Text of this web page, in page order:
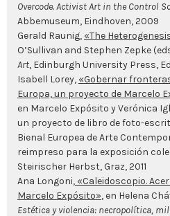
Overcode. Activist Art in the Control
Abbemuseum, Eindhoven, 2009
Gerald Raunig, «The
O’Sullivan and Stephen Zepke
Art, Edinburgh University Press,
Isabell Lorey, «Gobernar
Europa, un proyecto de Marcelo
en Marcelo Expósito y Verónica
un proyecto de libro de foto-
Bienal Europea de Arte
reimpreso para la exposición
Steirischer Herbst, Graz, 2011
Ana Longoni, «Caleidoscopio.
Marcelo Expósito», en Helena
Estética y violencia: necropolítica,